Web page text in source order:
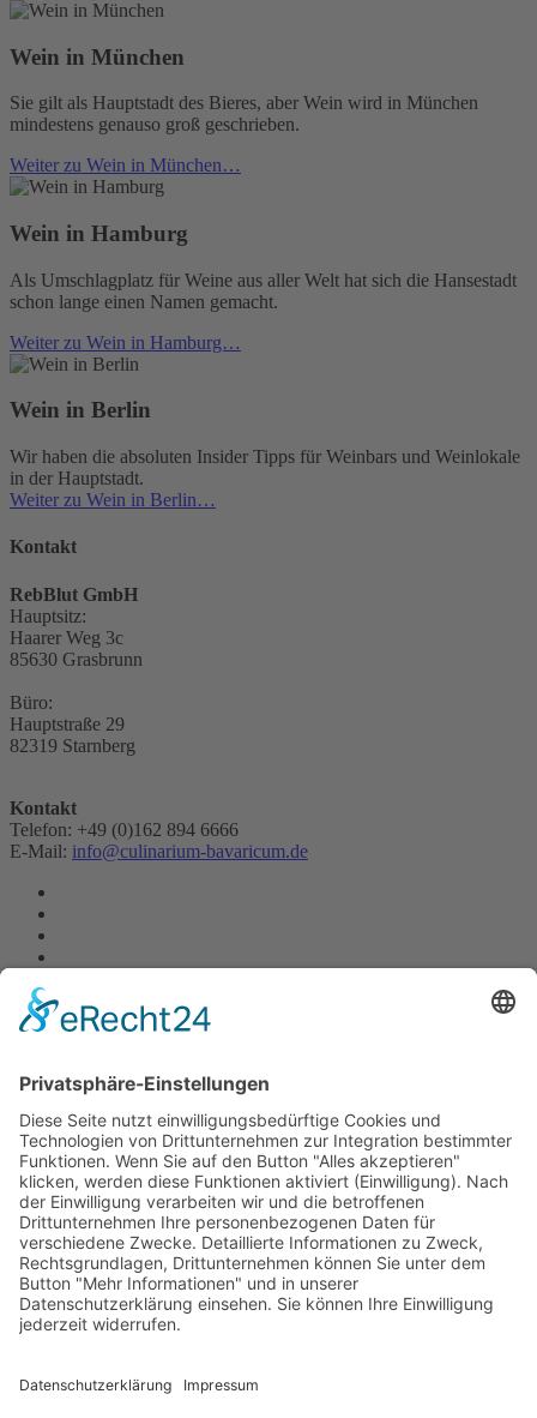
Wein in München
Sie gilt als Hauptstadt des Bieres, aber Wein wird in München
mindestens genauso groß geschrieben.
Weiter zu Wein in München…
Wein in Hamburg
Als Umschlagplatz für Weine aus aller Welt hat sich die Hansestadt
schon lange einen Namen gemacht.
Weiter zu Wein in Hamburg…
Wein in Berlin
Wir haben die absoluten Insider Tipps für Weinbars und Weinlokale
in der Hauptstadt.
Weiter zu Wein in Berlin…
Kontakt
RebBlut GmbH
Hauptsitz:
Haarer Weg 3c
85630 Grasbrunn
Büro:
Hauptstraße 29
82319 Starnberg
Kontakt
Telefon: +49 (0)162 894 6666
E-Mail: info@culinarium-bavaricum.de
Quick Links
Impressum
AGB
Datenschutzerklärung
Widerrufserklärung
Sitemap
CheckIn
Gewinnspiele Teilnahmebedingungen
Partner von
WSET Global
Einfach geniessen
DEHOGA Bundesverband